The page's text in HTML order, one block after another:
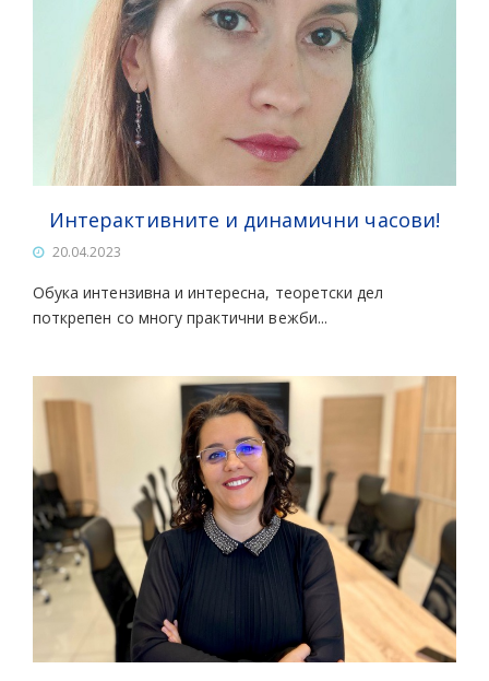
Интерактивните и динамични часови!
20.04.2023
Обука интензивна и интересна, теоретски дел
поткрепен со многу практични вежби...